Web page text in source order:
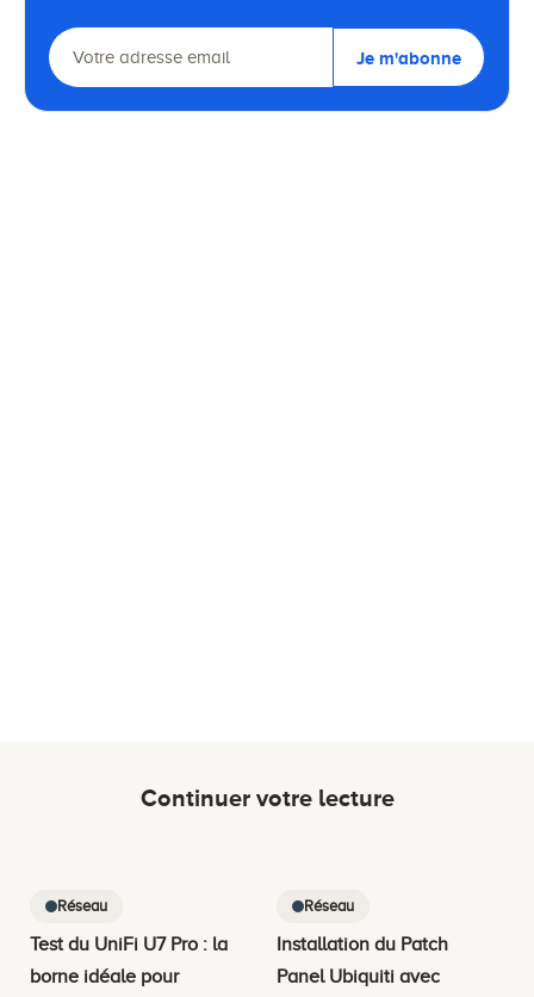
Je m'abonne
Continuer votre lecture
Réseau
Test du UniFi U7 Pro : la
borne idéale pour
Réseau
Installation du Patch
Panel Ubiquiti avec